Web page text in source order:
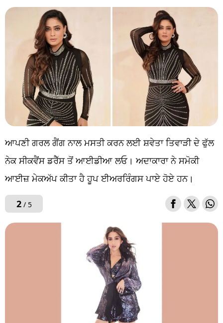
ਆਪਣੀ ਗਰਲ ਗੈਂਗ ਨਾਲ ਮਸਤੀ ਕਰਨ ਲਈ ਸ਼ਵੇਤਾ ਤਿਵਾੜੀ ਦੇ ਫੁੱਲ
ਨੇਕ ਸੀਕਵੈਂਸ ਡਰੈੱਸ ਤੋਂ ਆਈਡੀਆ ਲਓ। ਅਦਾਕਾਰਾ ਨੇ ਸਮੋਕੀ
ਆਈਜ਼ ਮੇਕਅੱਪ ਕੀਤਾ ਹੈ ਹੂਪ ਈਅਰਰਿੰਗਸ ਪਾਏ ਹੋਏ ਹਨ।
2/ 5